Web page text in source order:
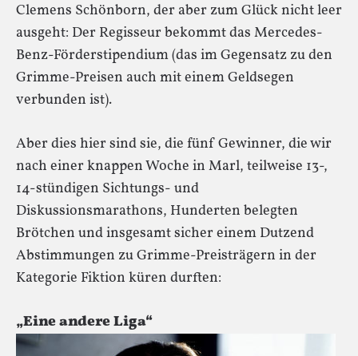
Clemens Schönborn, der aber zum Glück nicht leer
ausgeht: Der Regisseur bekommt das Mercedes-
Benz-Förderstipendium (das im Gegensatz zu den
Grimme-Preisen auch mit einem Geldsegen
verbunden ist).
Aber dies hier sind sie, die fünf Gewinner, die wir
nach einer knappen Woche in Marl, teilweise 13-,
14-stündigen Sichtungs- und
Diskussionsmarathons, Hunderten belegten
Brötchen und insgesamt sicher einem Dutzend
Abstimmungen zu Grimme-Preisträgern in der
Kategorie Fiktion küren durften:
„Eine andere Liga“